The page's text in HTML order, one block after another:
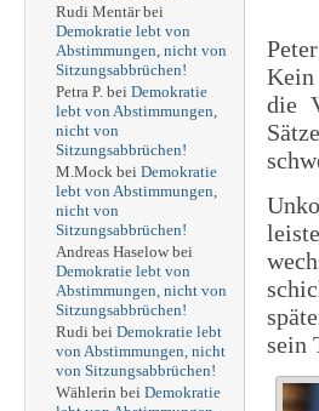
Rudi Mentärbei
Demokratie lebt von
Abstimmungen, nicht von
Sitzungsabbrüchen!
Petra P. bei Demokratie
lebt von Abstimmungen,
nicht von
Sitzungsabbrüchen!
M.Mock bei Demokratie
lebt von Abstimmungen,
nicht von
Sitzungsabbrüchen!
Andreas Haselow bei
Demokratie lebt von
Abstimmungen, nicht von
Sitzungsabbrüchen!
Rudi bei Demokratie lebt
von Abstimmungen, nicht
von Sitzungsabbrüchen!
Wählerin bei Demokratie
Kein
die
sein